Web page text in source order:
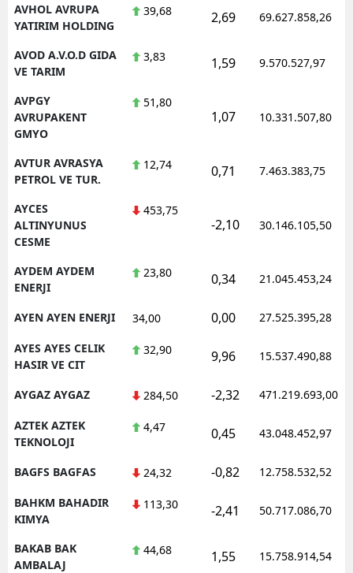
AVHOL AVRUPA
YATIRIM HOLDING
39,68 2,69 69.627.858,26
AVOD A.V.O.D GIDA
VE TARIM
3,83 1,59 9.570.527,97
AVPGY
AVRUPAKENT
GMYO
51,80
1,07 10.331.507,80
AVTUR AVRASYA
PETROL VE TUR.
12,74 0,71 7.463.383,75
AYCES
ALTINYUNUS
CESME
453,75
-2,10 30.146.105,50
AYDEM AYDEM
ENERJI
23,80 0,34 21.045.453,24
AYEN AYEN ENERJI 34,00 0,00 27.525.395,28
AYES AYES CELIK
HASIR VE CIT
32,90 9,96 15.537.490,88
AYGAZ AYGAZ 284,50 -2,32 471.219.693,00
AZTEK AZTEK
TEKNOLOJI
4,47 0,45 43.048.452,97
BAGFS BAGFAS 24,32 -0,82 12.758.532,52
BAHKM BAHADIR
KIMYA
113,30 -2,41 50.717.086,70
BAKAB BAK
AMBALAJ
44,68 1,55 15.758.914,54